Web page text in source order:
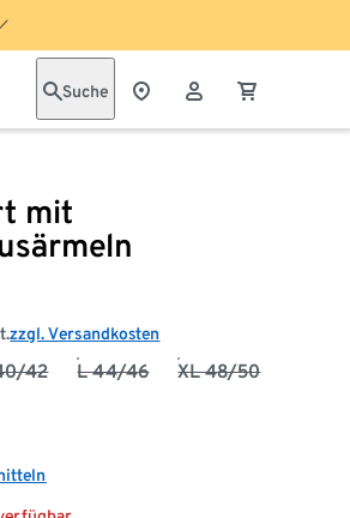
Suche
mit
zzgl. Versandkosten
42 L 44/46 XL 48/50